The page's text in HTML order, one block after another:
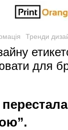
Тренди
для